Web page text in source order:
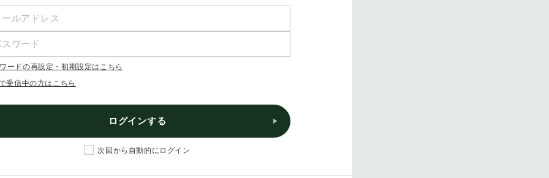
ードの再設定・初期設定はこちら
受信中の方はこちら
ログインする
次回から自動的にログイン